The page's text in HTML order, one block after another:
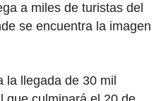
a miles de turistas del
se encuentra la imagen
llegada de 30 mil